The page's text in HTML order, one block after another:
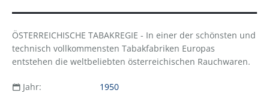
ÖSTERREICHISCHE TABAKREGIE - In einer der schönsten und
technisch vollkommensten Tabakfabriken Europas
entstehen die weltbeliebten österreichischen Rauchwaren.
Jahr:
1950